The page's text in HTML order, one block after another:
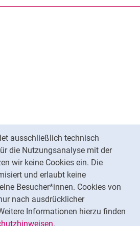
ausschließlich technisch
die Nutzungsanalyse mit der
wir keine Cookies ein. Die
und erlaubt keine
Besucher*innen. Cookies von
nach ausdrücklicher
Informationen hierzu finden
.